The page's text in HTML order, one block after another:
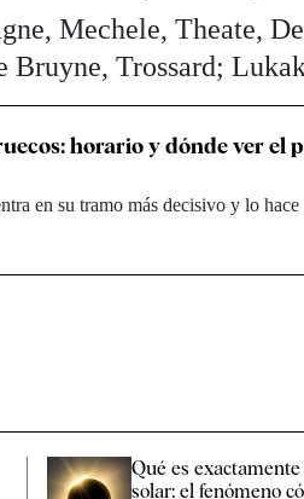
Mechele, Theate,
Bruyne, Trossard;
horario y dónde ver el
en su tramo más decisivo y lo
Qué es
solar: el fenómeno